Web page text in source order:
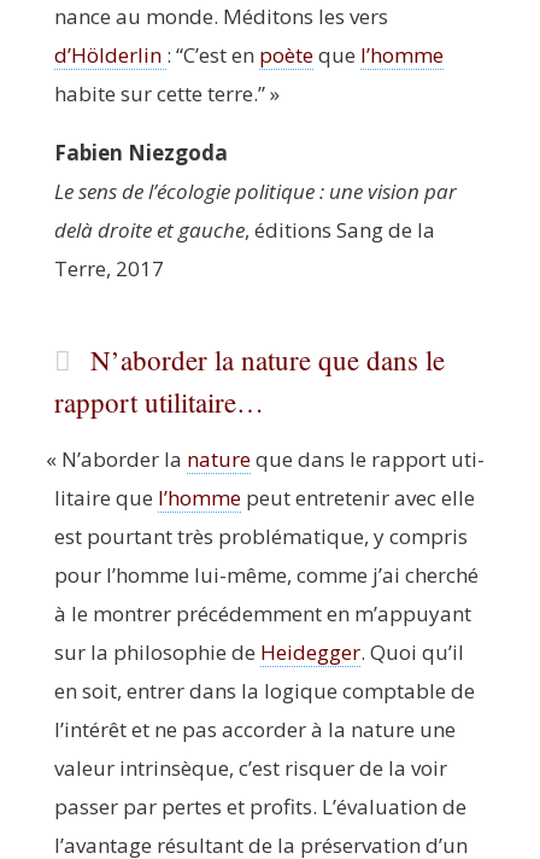
nance au monde. Médi­tons les vers
d’Hölderlin : “C’est en poèteque l’homme
habite sur cette terre.” »
Fabien Niez­go­da
Le sens de l’é­co­lo­gie poli­tique : une vision par
delà droite et gauche, édi­tions Sang de la
Terre, 2017
N’aborder la nature que dans le
rapport utilitaire…
« N’aborder la natureque dans le rap­port uti­
li­taire que l’hommepeut entre­te­nir avec elle
est pour­tant très pro­blé­ma­tique, y com­pris
pour l’homme lui-même, comme j’ai cher­ché
à le mon­trer pré­cé­dem­ment en m’appuyant
sur la phi­lo­so­phie de Hei­deg­ger. Quoi qu’il
en soit, entrer dans la logique comp­table de
l’intérêt et ne pas accor­der à la nature une
valeur intrin­sèque, c’est ris­quer de la voir
pas­ser par pertes et pro­fits. L’évaluation de
l’avantage résul­tant de la pré­ser­va­tion d’un